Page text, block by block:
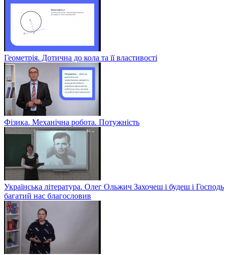
Геометрія. Дотична до кола та її властивості
Фізика. Механічна робота. Потужність
Українська література. Олег Ольжич Захочеш і будеш і Господь
багатий нас благословив